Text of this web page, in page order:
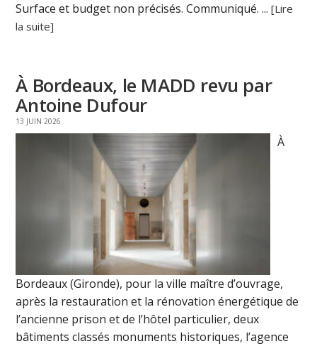
Surface et budget non précisés. Communiqué. ...[Lire
la suite]
À Bordeaux, le MADD revu par
Antoine Dufour
13 JUIN 2026
À
Bordeaux (Gironde), pour la ville maître d’ouvrage,
après la restauration et la rénovation énergétique de
l’ancienne prison et de l’hôtel particulier, deux
bâtiments classés monuments historiques, l’agence